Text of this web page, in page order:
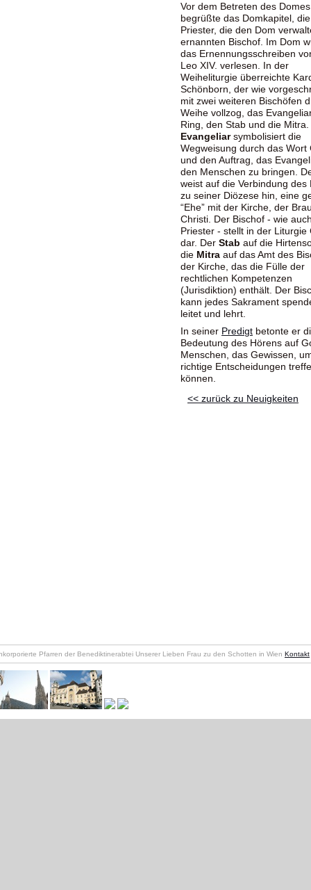
Vor dem Betreten des Domes
begrüßte das Domkapitel, die
Priester, die den Dom
ernannten Bischof. Im Dom
das Ernennungsschreiben
Leo XIV. verlesen. In der
Weiheliturgie überreichte
Schönborn, der wie
mit zwei weiteren Bischöfen
Weihe vollzog, das
Ring, den Stab und die Mitra.
Evangeliar symbolisiert die
Wegweisung durch das Wort
und den Auftrag, das
den Menschen zu bringen.
weist auf die Verbindung des
zu seiner Diözese hin, eine
“Ehe” mit der Kirche, der
Christi. Der Bischof - wie
Priester - stellt in der Liturgie
dar. Der Stab auf die
die Mitra auf das Amt des
der Kirche, das die Fülle der
rechtlichen Kompetenzen
(Jurisdiktion) enthält. Der
kann jedes Sakrament
leitet und lehrt.
In seiner Predigt betonte er
Bedeutung des Hörens auf
Menschen, das Gewissen,
richtige Entscheidungen
können.
<< zurück zu Neuigkeiten
Pfarren der Benediktinerabtei Unserer Lieben Frau zu den Schotten in Wien Kontakt